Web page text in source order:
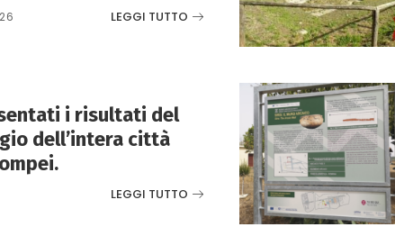
LEGGI TUTTO
i risultati del
dell’intera città
LEGGI TUTTO